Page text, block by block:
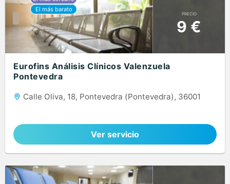
PRECIO
9 €
Eurofins Análisis Clínicos Valenzuela
Pontevedra
Calle Oliva, 18, Pontevedra (Pontevedra), 36001
Ver servicio